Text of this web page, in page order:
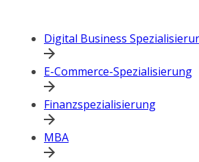
Digital Business
E-Commerce-Spezialisierung
Finanzspezialisierung
MBA